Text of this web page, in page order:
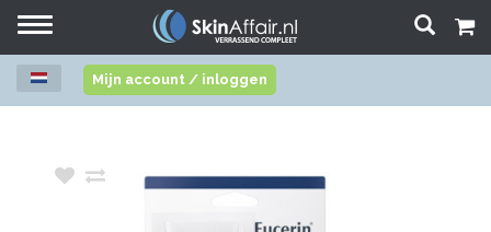
Toggle
Mijn account / inloggen